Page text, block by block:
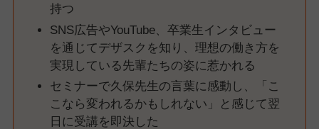
持つ
SNS広告やYouTube、卒業生インタビュー
を通じてデザスクを知り、理想の働き方を
実現している先輩たちの姿に惹かれる
セミナーで久保先生の言葉に感動し、「こ
こなら変われるかもしれない」と感じて翌
日に受講を即決した